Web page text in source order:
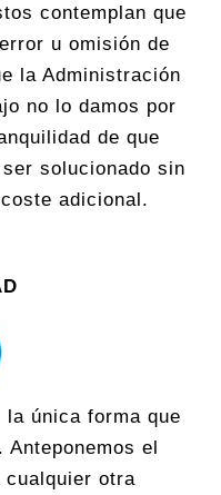
contemplan que
u omisión de
la Administración
no lo damos por
de que
solucionado sin
adicional.
única forma que
Anteponemos el
cualquier otra